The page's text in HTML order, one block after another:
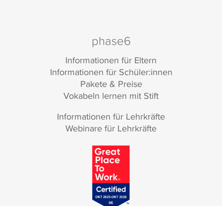
phase6
Informationen für Eltern
Informationen für Schüler:innen
Pakete & Preise
Vokabeln lernen mit Stift
Informationen für Lehrkräfte
Webinare für Lehrkräfte